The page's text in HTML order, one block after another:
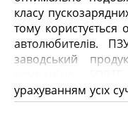
класу
тому користується
автолюбителів.
заводський
компанією
урахуванням усіх
переваги